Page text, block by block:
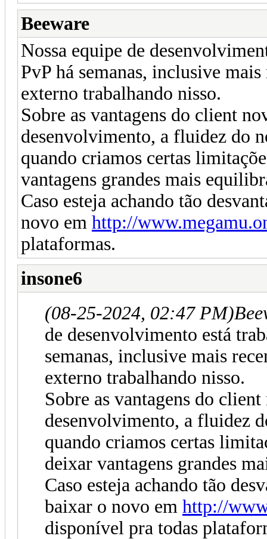
Beeware
Nossa equipe de
PvP há semanas, inclusive
externo trabalhando nisso.
Sobre as vantagens do client
desenvolvimento, a fluidez do
quando criamos certas
vantagens grandes mais
Caso esteja achando tão
novo em http://
plataformas.
insone6
(08-25-2024, 02:47 PM)
de desenvolvimento está
semanas, inclusive mais
externo trabalhando nisso.
Sobre as vantagens do
desenvolvimento, a fluidez
quando criamos certas
deixar vantagens grandes
Caso esteja achando tão
baixar o novo em http://
disponível pra todas